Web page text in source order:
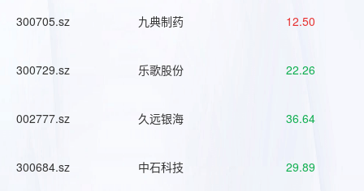
300705.sz 九典制药 12.50
300729.sz 乐歌股份 22.26
002777.sz 久远银海 36.64
300684.sz 中石科技 29.89